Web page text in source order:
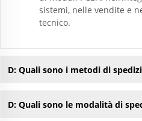
sistemi, nelle vendite e
tecnico.
D: Quali sono i metodi di
D: Quali sono le modalità di